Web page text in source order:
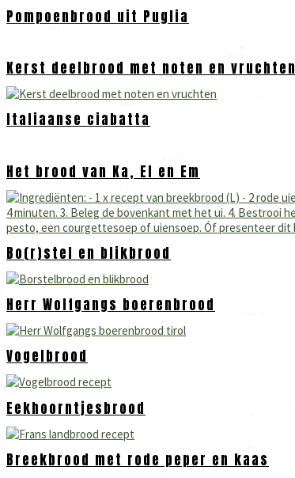
Pompoenbrood uit Puglia
Kerst deelbrood met noten en vruchten
Italiaanse ciabatta
Het brood van Ka, El en Em
Bo(r)stel en blikbrood
Herr Wolfgangs boerenbrood
Vogelbrood
Eekhoorntjesbrood
Breekbrood met rode peper en kaas